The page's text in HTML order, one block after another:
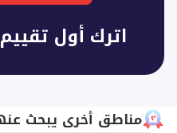
اترك أول تقييم
مناطق أخرى يبحث